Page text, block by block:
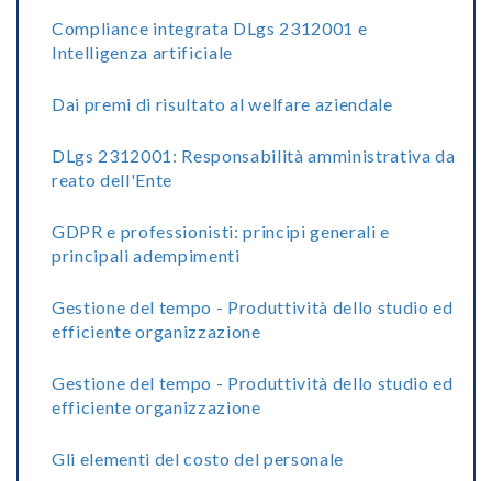
Compliance integrata DLgs 2312001 e
Intelligenza artificiale
Dai premi di risultato al welfare aziendale
DLgs 2312001: Responsabilità amministrativa da
reato dell'Ente
GDPR e professionisti: principi generali e
principali adempimenti
Gestione del tempo - Produttività dello studio ed
efficiente organizzazione
Gestione del tempo - Produttività dello studio ed
efficiente organizzazione
Gli elementi del costo del personale